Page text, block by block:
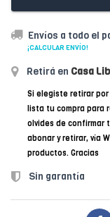
Envíos a todo el
¡CALCULAR ENVÍO!
Retirá en Casa
Si elegiste retirar
lista tu compra para
olvides de confirmar
abonar y retirar, vía
productos. Gracias
Sin garantía